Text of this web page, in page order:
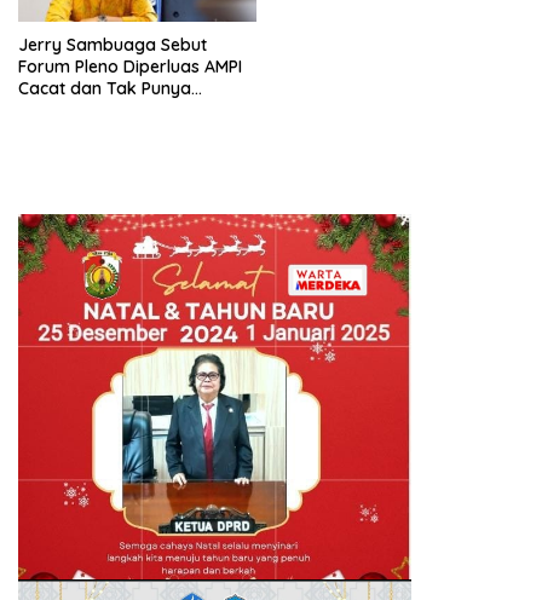
Jerry Sambuaga Sebut
Forum Pleno Diperluas AMPI
Cacat dan Tak Punya